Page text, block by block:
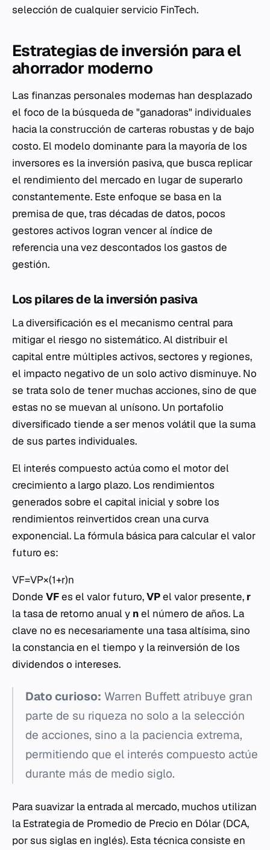
selección de cualquier servicio FinTech.
Estrategias de inversión para el
ahorrador moderno
Las finanzas personales modernas han desplazado
el foco de la búsqueda de "ganadoras" individuales
hacia la construcción de carteras robustas y de bajo
costo. El modelo dominante para la mayoría de los
inversores es la inversión pasiva, que busca replicar
el rendimiento del mercado en lugar de superarlo
constantemente. Este enfoque se basa en la
premisa de que, tras décadas de datos, pocos
gestores activos logran vencer al índice de
referencia una vez descontados los gastos de
gestión.
Los pilares de la inversión pasiva
La diversificación es el mecanismo central para
mitigar el riesgo no sistemático. Al distribuir el
capital entre múltiples activos, sectores y regiones,
el impacto negativo de un solo activo disminuye. No
se trata solo de tener muchas acciones, sino de que
estas no se muevan al unísono. Un portafolio
diversificado tiende a ser menos volátil que la suma
de sus partes individuales.
El interés compuesto actúa como el motor del
crecimiento a largo plazo. Los rendimientos
generados sobre el capital inicial y sobre los
rendimientos reinvertidos crean una curva
exponencial. La fórmula básica para calcular el valor
futuro es:
VF=VP×(1+r)n
Donde VFes el valor futuro,VPel valor presente, r
la tasa de retorno anual y nel número de años. La
clave no es necesariamente una tasa altísima, sino
la constancia en el tiempo y la reinversión de los
dividendos o intereses.
Dato curioso: Warren Buffett atribuye gran
parte de su riqueza no solo a la selección
de acciones, sino a la paciencia extrema,
permitiendo que el interés compuesto actúe
durante más de medio siglo.
Para suavizar la entrada al mercado, muchos utilizan
la Estrategia de Promedio de Precio en Dólar (DCA,
por sus siglas en inglés). Esta técnica consiste en